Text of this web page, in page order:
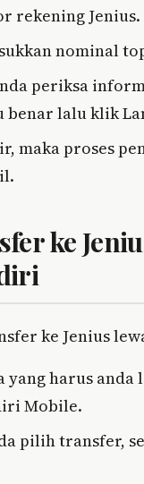
rekening Jenius.
nominal
periksa
benar lalu klik
maka proses
ke
ke Jenius
yang harus anda
Mobile.
pilih transfer,